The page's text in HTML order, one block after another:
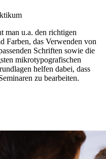
man u.a. den richtigen
Farben, das Verwenden von
Schriften sowie die
mikrotypografischen
helfen dabei, dass
zu bearbeiten.